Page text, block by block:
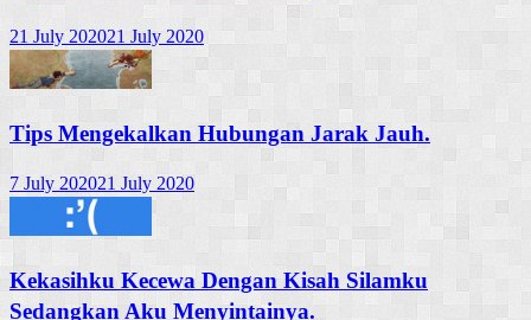
21 July 202021 July 2020
Tips Mengekalkan Hubungan Jarak Jauh.
7 July 202021 July 2020
Kekasihku Kecewa Dengan Kisah Silamku
Sedangkan Aku Menyintainya.